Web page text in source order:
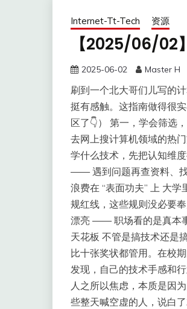
Internet-Tt-Tech 资源
【2025/06/02
2025-06-02 Master H
刷到一个北大哥们儿写的
挺有感触。这指南做得很
区了👇） 第一，学会筛选
去网上搜计算机领域的热
学什么技术，先把认知维
—— 遇到问题再查资料、找
浪费在 “表面功夫” 上 大
规红线，这些规则没必要
漂亮 —— 职场看的是真本
天花板 不管是搞技术还是
比十张奖状都管用。在校
发现，自己的技术手感和
人之所以焦虑，本质是因
些整天喊空虚的人，说白